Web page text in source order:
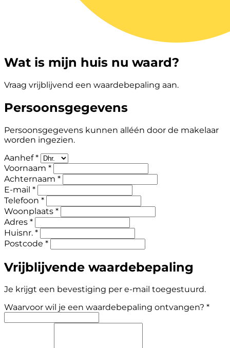
Wat is mijn huis nu waard?
Vraag vrijblijvend een waardebepaling aan.
Persoonsgegevens
Persoonsgegevens kunnen alléén door de makelaar
worden ingezien.
Aanhef *
Voornaam *
Achternaam *
E-mail *
Telefoon *
Woonplaats *
Adres *
Huisnr. *
Postcode *
Vrijblijvende waardebepaling
Je krijgt een bevestiging per e-mail toegestuurd.
Waarvoor wil je een waardebepaling ontvangen? *